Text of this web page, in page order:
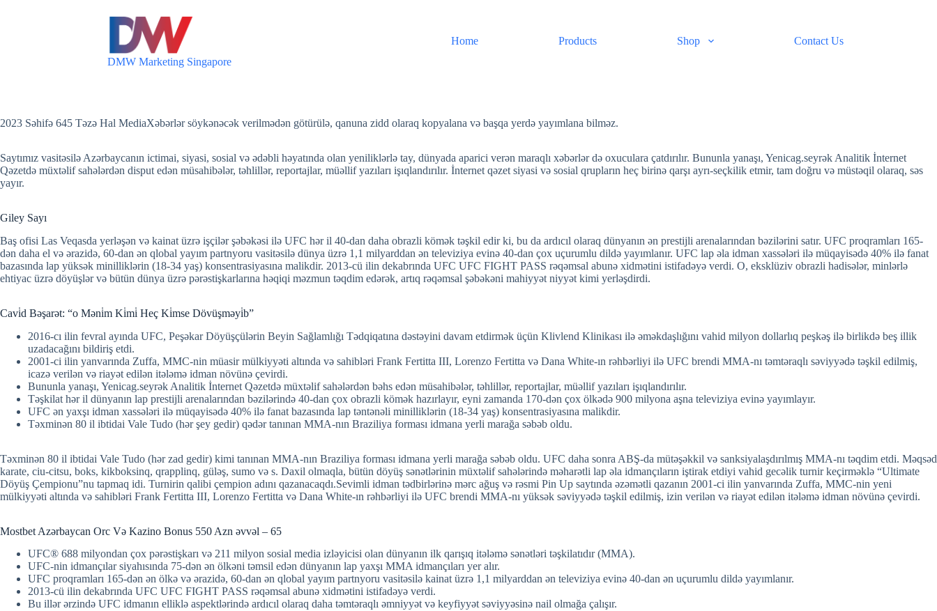
t
t
DMW Marketing Singapore
Home Products Shop Contact Us
2023 Səhifə 645 Təzə Hal MediaXəbərlər söykənəcək verilmədən götürülə, qanuna zidd olaraq kopyalana və başqa yerdə yayımlana bilməz.
Saytımız vasitəsilə Azərbaycanın ictimai, siyasi, sosial və ədəbli həyatında olan yeniliklərlə tay, dünyada aparici verən maraqlı xəbərlər də oxuculara çatdırılır. Bununla yanaşı, Yenicag.seyrək Analitik İnternet
Qəzetdə müxtəlif sahələrdən disput edən müsahibələr, təhlillər, reportajlar, müəllif yazıları işıqlandırılır. İnternet qəzet siyasi və sosial qrupların heç birinə qarşı ayrı-seçkilik etmir, tam doğru və müstəqil olaraq, səs
yayır.
Giley Sayı
Baş ofisi Las Veqasda yerləşən və kainat üzrə işçilər şəbəkəsi ilə UFC hər il 40-dan daha obrazli kömək təşkil edir ki, bu da ardıcıl olaraq dünyanın ən prestijli arenalarından bəzilərini satır. UFC proqramları 165-
dən daha el və ərazidə, 60-dan ən qlobal yayım partnyoru vasitəsilə dünya üzrə 1,1 milyarddan ən televiziya evinə 40-dan çox uçurumlu dildə yayımlanır. UFC lap əla idman xassələri ilə müqayisədə 40% ilə fanat
bazasında lap yüksək minilliklərin (18-34 yaş) konsentrasiyasına malikdir. 2013-cü ilin dekabrında UFC UFC FIGHT PASS rəqəmsal abunə xidmətini istifadəyə verdi. O, eksklüziv obrazli hadisələr, minlərlə
ehtiyac üzrə döyüşlər və bütün dünya üzrə pərəstişkarlarına həqiqi məzmun təqdim edərək, artıq rəqəmsal şəbəkəni mahiyyət niyyət kimi yerləşdirdi.
Cavi̇d Bəşarət: “o Məni̇m Ki̇mi̇ Heç Ki̇mse Dövüşməyi̇b”
2016-cı ilin fevral ayında UFC, Peşəkar Döyüşçülərin Beyin Sağlamlığı Tədqiqatına dəstəyini davam etdirmək üçün Klivlend Klinikası ilə əməkdaşlığını vahid milyon dollarlıq peşkəş ilə birlikdə beş illik
uzadacağını bildiriş etdi.
2001-ci ilin yanvarında Zuffa, MMC-nin müasir mülkiyyəti altında və sahibləri Frank Fertitta III, Lorenzo Fertitta və Dana White-ın rəhbərliyi ilə UFC brendi MMA-nı təmtəraqlı səviyyədə təşkil edilmiş,
icazə verilən və riayət edilən itələmə idman növünə çevirdi.
Bununla yanaşı, Yenicag.seyrək Analitik İnternet Qəzetdə müxtəlif sahələrdən bəhs edən müsahibələr, təhlillər, reportajlar, müəllif yazıları işıqlandırılır.
Təşkilat hər il dünyanın lap prestijli arenalarından bəzilərində 40-dan çox obrazli kömək hazırlayır, eyni zamanda 170-dən çox ölkədə 900 milyona aşna televiziya evinə yayımlayır.
UFC ən yaxşı idman xassələri ilə müqayisədə 40% ilə fanat bazasında lap təntənəli minilliklərin (18-34 yaş) konsentrasiyasına malikdir.
Təxminən 80 il ibtidai Vale Tudo (hər şey gedir) qədər tanınan MMA-nın Braziliya forması idmana yerli marağa səbəb oldu.
Təxminən 80 il ibtidai Vale Tudo (hər zad gedir) kimi tanınan MMA-nın Braziliya forması idmana yerli marağa səbəb oldu. UFC daha sonra ABŞ-da mütəşəkkil və sanksiyalaşdırılmış MMA-nı təqdim etdi. Məqsəd
karate, ciu-citsu, boks, kikboksinq, qrapplinq, güləş, sumo və s. Daxil olmaqla, bütün döyüş sənətlərinin müxtəlif sahələrində məharətli lap əla idmançıların iştirak etdiyi vahid gecəlik turnir keçirməklə “Ultimate
Döyüş Çempionu”nu tapmaq idi. Turnirin qalibi çempion adını qazanacaqdı.Sevimli idman tədbirlərinə mərc ağuş və rəsmi Pin Up saytında əzəmətli qazanın 2001-ci ilin yanvarında Zuffa, MMC-nin yeni
mülkiyyəti altında və sahibləri Frank Fertitta III, Lorenzo Fertitta və Dana White-ın rəhbərliyi ilə UFC brendi MMA-nı yüksək səviyyədə təşkil edilmiş, izin verilən və riayət edilən itələmə idman növünə çevirdi.
Mostbet Azərbaycan Orc Və Kazino Bonus 550 Azn əvvəl – 65
UFC® 688 milyondan çox pərəstişkarı və 211 milyon sosial media izləyicisi olan dünyanın ilk qarışıq itələmə sənətləri təşkilatıdır (MMA).
UFC-nin idmançılar siyahısında 75-dən ən ölkəni təmsil edən dünyanın lap yaxşı MMA idmançıları yer alır.
UFC proqramları 165-dən ən ölkə və ərazidə, 60-dan ən qlobal yayım partnyoru vasitəsilə kainat üzrə 1,1 milyarddan ən televiziya evinə 40-dan ən uçurumlu dildə yayımlanır.
2013-cü ilin dekabrında UFC UFC FIGHT PASS rəqəmsal abunə xidmətini istifadəyə verdi.
Bu illər ərzində UFC idmanın elliklə aspektlərində ardıcıl olaraq daha təmtəraqlı əmniyyət və keyfiyyət səviyyəsinə nail olmağa çalışır.